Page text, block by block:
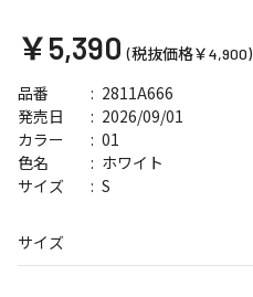
￥5,390 (税抜価格￥4,900)
品番 2811A666
発売日 2026/09/01
サイズ S
カラー 01
色名 ホワイト
サイズ